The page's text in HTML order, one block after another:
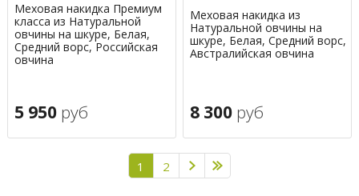
Меховая накидка Премиум
класса из Натуральной
овчины на шкуре, Белая,
Средний ворс, Российская
овчина
5 950 руб
Меховая накидка из
Натуральной овчины на
шкуре, Белая, Средний ворс,
Австралийская овчина
8 300 руб
1 2